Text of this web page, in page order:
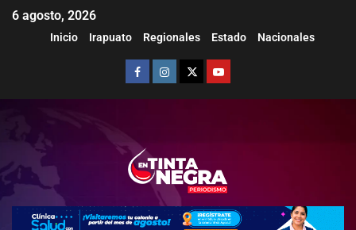
6 agosto, 2026
Inicio Irapuato Regionales Estado Nacionales